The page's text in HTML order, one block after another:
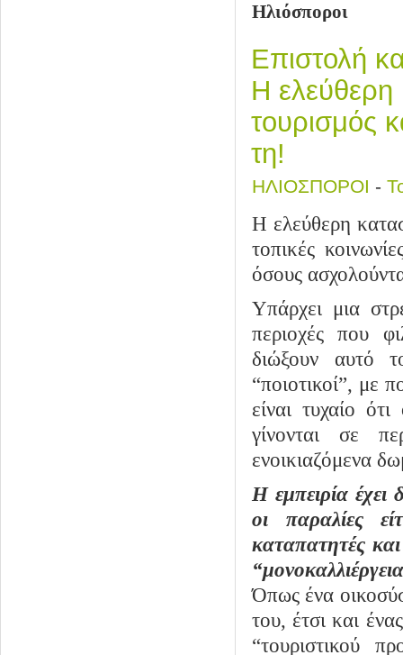
Ηλιόσποροι
Επιστολή
Η ελεύθερη
τουρισμός
τη!
ΗΛΙΟΣΠΟΡΟΙ -
Η ελεύθερη
τοπικές
όσους
Υπάρχει μια
περιοχές που
διώξουν αυτό
“ποιοτικοί”, με
είναι τυχαίο
γίνονται σε
ενοικιαζόμενα
Η εμπειρία έχει
οι παραλίες
καταπατητές
Όπως ένα
του, έτσι και
“τουριστικού